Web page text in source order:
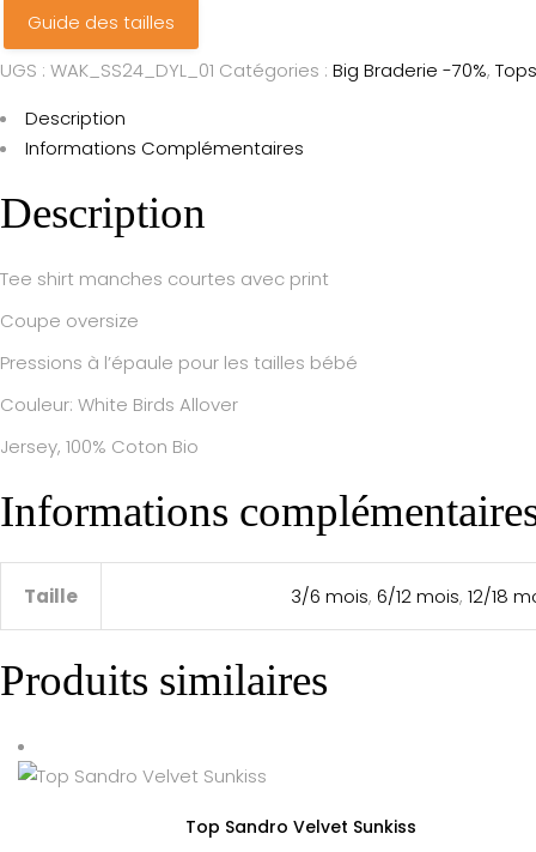
Guide des tailles
UGS : WAK_SS24_DYL_01 Catégories : Big Braderie -70%,
Description
Informations Complémentaires
Description
Tee shirt manches courtes avec print
Coupe oversize
Pressions à l’épaule pour les tailles bébé
Couleur: White Birds Allover
Jersey, 100% Coton Bio
Informations
Taille 3/6 mois, 6/12 mois, 12/18
Produits similaires
Top Sandro Velvet Sunkiss